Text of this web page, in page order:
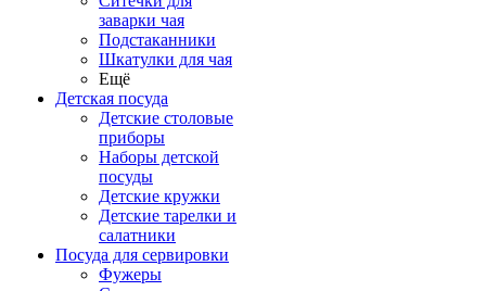
заварки чая
Подстаканники
Шкатулки для чая
Ещё
Детская посуда
Детские столовые
приборы
Наборы детской
посуды
Детские кружки
Детские тарелки и
салатники
Посуда для сервировки
Фужеры